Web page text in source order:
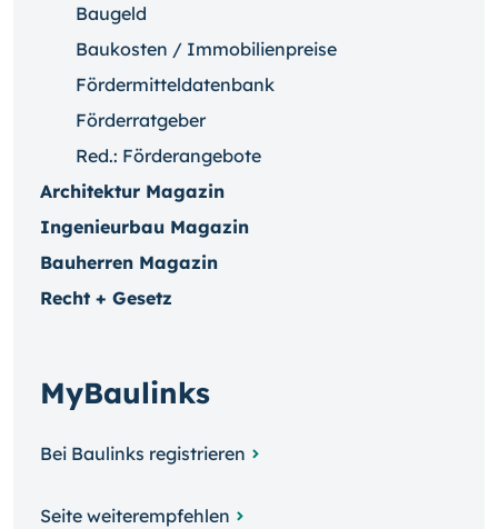
Baugeld
Baukosten / Immobilienpreise
Fördermitteldatenbank
Förderratgeber
Red.: Förderangebote
Architektur Magazin
Ingenieurbau Magazin
Bauherren Magazin
Recht + Gesetz
MyBaulinks
Bei Baulinks registrieren
Seite weiterempfehlen